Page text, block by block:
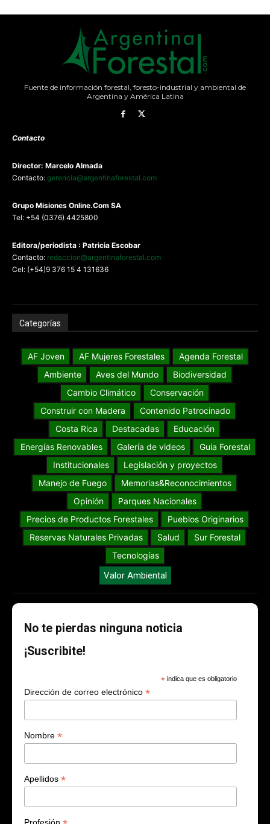
Fuente de información forestal, foresto-industrial y ambiental de
Argentina y América Latina
Contacto
Director: Marcelo Almada
Contacto: gerencia@argentinaforestal.com
Grupo Misiones Online.Com SA
Tel: +54 (0376) 4425800
Editora/periodista : Patricia Escobar
Contacto: redaccion@argentinaforestal.com
Cel: (+54)9 376 15 4 131636
Categorías
AF Joven AF Mujeres Forestales
Agenda Forestal
Ambiente
Aves del Mundo
Biodiversidad
Cambio Climático
Conservación
Construir con Madera
Contenido Patrocinado
Costa Rica
Destacadas
Educación
Energías Renovables
Galería de videos
Guia Forestal
Institucionales
Legislación y proyectos
Manejo de Fuego
Memorias&Reconocimientos
Opinión
Parques Nacionales
Precios de Productos Forestales
Pueblos Originarios
Reservas Naturales Privadas
Salud
Sur Forestal
Tecnologías
Valor Ambiental
No te pierdas ninguna noticia
¡Suscribite!
* indica que es obligatorio
Dirección de correo electrónico *
Nombre *
Apellidos *